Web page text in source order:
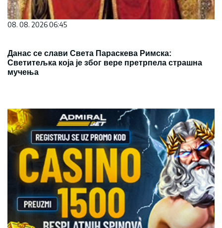
08. 08. 2026 06:45
Данас се слави Света Параскева Римска:
Светитељка која је због вере претрпела страшна
мучења